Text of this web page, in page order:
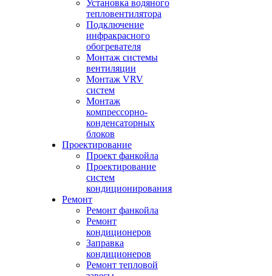
Установка водяного
тепловентилятора
Подключение
инфракрасного
обогревателя
Монтаж системы
вентиляции
Монтаж VRV
систем
Монтаж
компрессорно-
конденсаторных
блоков
Проектирование
Проект фанкойла
Проектирование
систем
кондиционирования
Ремонт
Ремонт фанкойла
Ремонт
кондиционеров
Заправка
кондиционеров
Ремонт тепловой